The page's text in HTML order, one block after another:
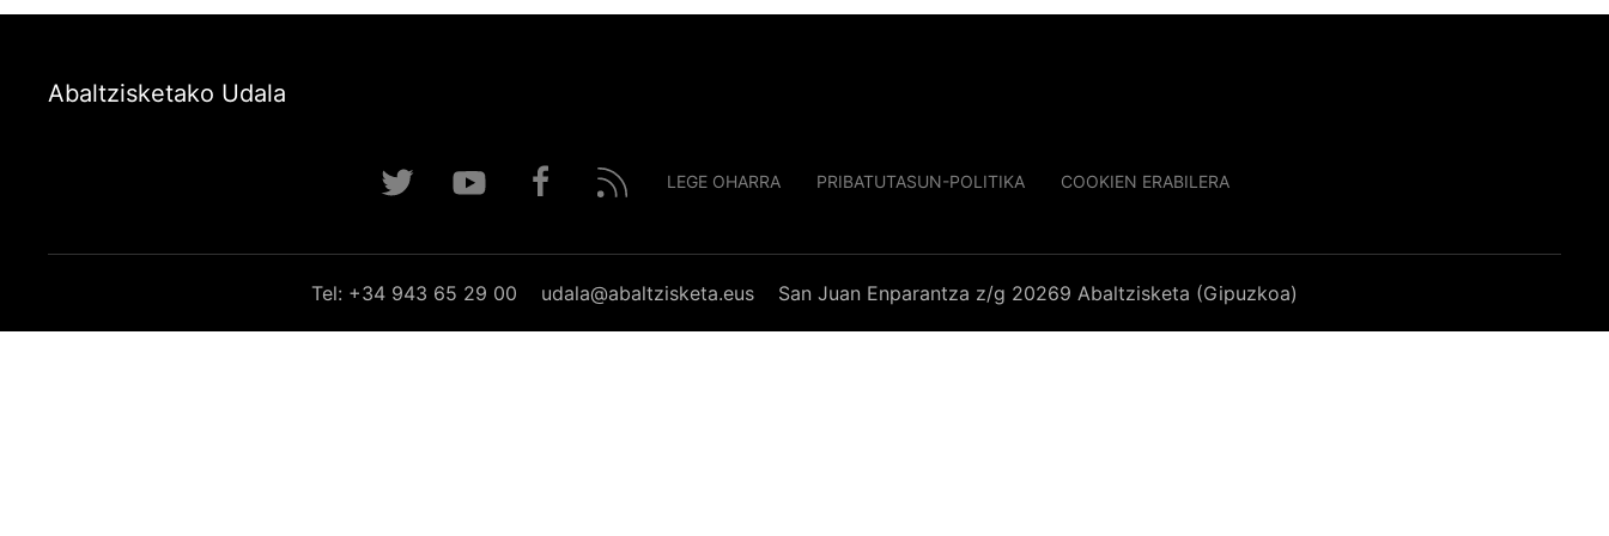
Abaltzisketako Udala
LEGE OHARRA PRIBATUTASUN-POLITIKA COOKIEN ERABILERA
Tel: +34 943 65 29 00 udala@abaltzisketa.eus San Juan Enparantza z/g 20269 Abaltzisketa (Gipuzkoa)